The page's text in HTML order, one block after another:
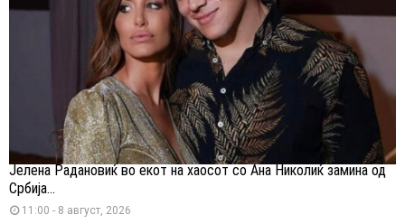
Јелена Радановиќ во екот на хаосот со Ана Николиќ замина од
Србија...
11:00 - 8 август, 2026